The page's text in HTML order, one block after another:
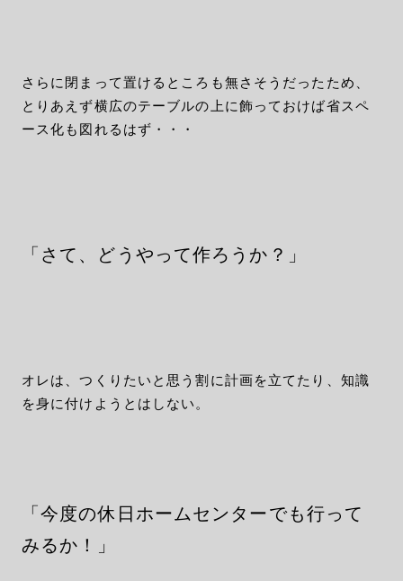
さらに閉まって置けるところも無さそうだったため、
とりあえず横広のテーブルの上に飾っておけば省スペ
ース化も図れるはず・・・
「さて、どうやって作ろうか？」
オレは、つくりたいと思う割に計画を立てたり、知識
を身に付けようとはしない。
「今度の休日ホームセンターでも行って
みるか！」